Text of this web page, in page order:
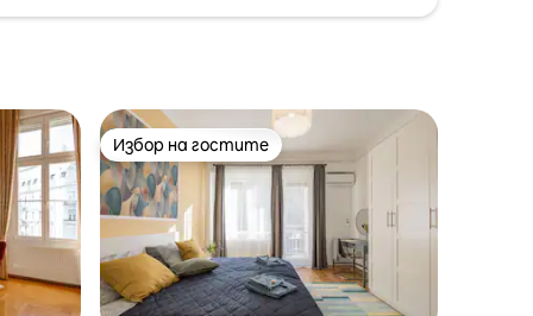
Избор на гостите
Избор на гостите